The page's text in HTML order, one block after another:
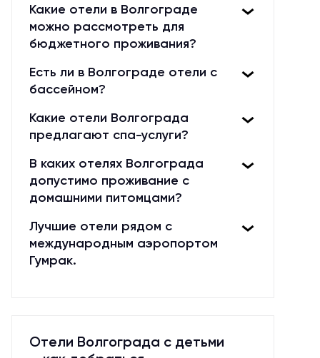
Какие отели в Волгограде
можно рассмотреть для
бюджетного проживания?
Есть ли в Волгограде отели с
бассейном?
Какие отели Волгограда
предлагают спа-услуги?
В каких отелях Волгограда
допустимо проживание с
домашними питомцами?
Лучшие отели рядом с
международным аэропортом
Гумрак.
Отели Волгограда с детьми